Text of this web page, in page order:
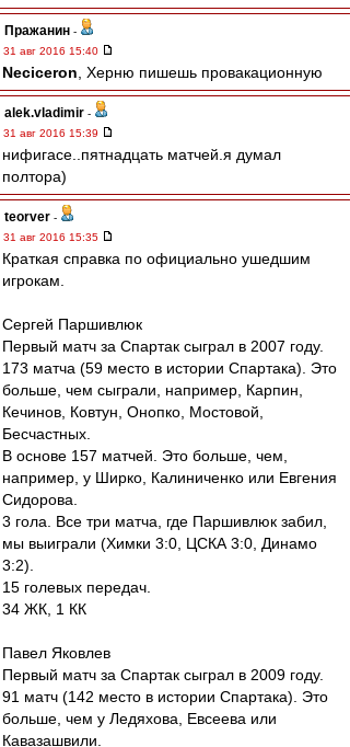
Пражанин -
31 авг 2016 15:40
Neciceron , Херню пишешь провакационную
alek.vladimir -
31 авг 2016 15:39
нифигасе..пятнадцать матчей.я думал
полтора)
teorver -
31 авг 2016 15:35
Краткая справка по официально ушедшим
игрокам.
Сергей Паршивлюк
Первый матч за Спартак сыграл в 2007 году.
173 матча (59 место в истории Спартака). Это
больше, чем сыграли, например, Карпин,
Кечинов, Ковтун, Онопко, Мостовой,
Бесчастных.
В основе 157 матчей. Это больше, чем,
например, у Ширко, Калиниченко или Евгения
Сидорова.
3 гола. Все три матча, где Паршивлюк забил,
мы выиграли (Химки 3:0, ЦСКА 3:0, Динамо
3:2).
15 голевых передач.
34 ЖК, 1 КК
Павел Яковлев
Первый матч за Спартак сыграл в 2009 году.
91 матч (142 место в истории Спартака). Это
больше, чем у Ледяхова, Евсеева или
Кавазашвили.